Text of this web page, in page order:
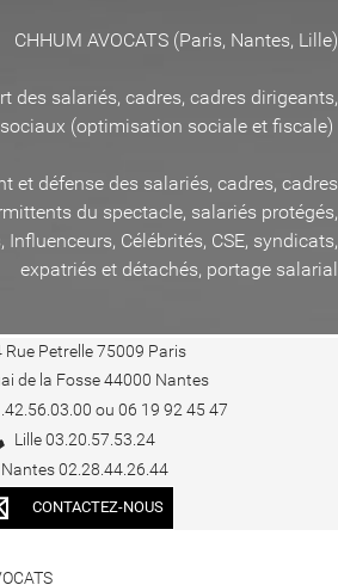
CHHUM AVOCATS (Paris, Nantes, Lille)
des salariés, cadres, cadres dirigeants,
(optimisation sociale et fiscale)
et défense des salariés, cadres, cadres
du spectacle, salariés protégés,
Célébrités, CSE, syndicats,
expatriés et détachés, portage salarial
Rue Petrelle 75009 Paris
de la Fosse 44000 Nantes
ou 06 19 92 45 47
Lille 03.20.57.53.24
Nantes 02.28.44.26.44
CONTACTEZ-NOUS